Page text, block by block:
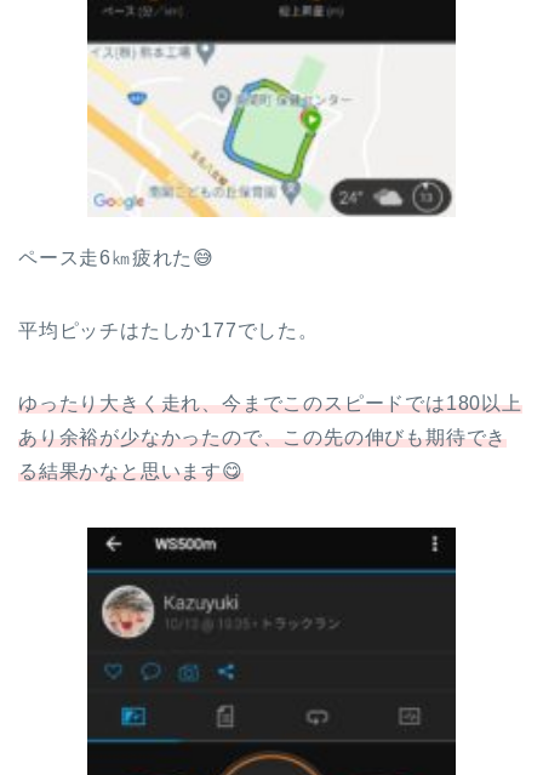
ペース走6㎞疲れた😅
平均ピッチはたしか177でした。
ゆったり大きく走れ、今までこのスピードでは180以上
あり余裕が少なかったので、この先の伸びも期待でき
る結果かなと思います😋